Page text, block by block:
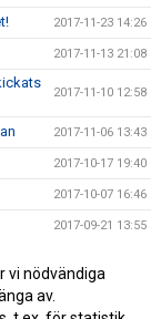
2017-11-23 14:26
2017-11-13 21:08
2017-11-10 12:58
2017-11-06 13:43
2017-10-17 19:40
2017-10-07 16:46
2017-09-21 13:55
vi nödvändiga
av.